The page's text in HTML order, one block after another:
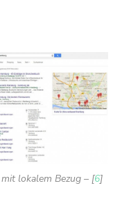
lokalem Bezug – [6]